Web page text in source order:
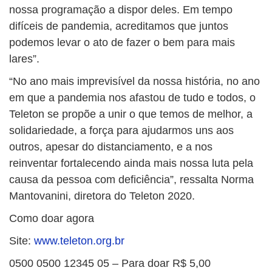
nossa programação a dispor deles. Em tempo
difíceis de pandemia, acreditamos que juntos
podemos levar o ato de fazer o bem para mais
lares”.
“No ano mais imprevisível da nossa história, no ano
em que a pandemia nos afastou de tudo e todos, o
Teleton se propõe a unir o que temos de melhor, a
solidariedade, a força para ajudarmos uns aos
outros, apesar do distanciamento, e a nos
reinventar fortalecendo ainda mais nossa luta pela
causa da pessoa com deficiência”, ressalta Norma
Mantovanini, diretora do Teleton 2020.
Como doar agora
Site: www.teleton.org.br
0500 0500 12345 05 – Para doar R$ 5,00